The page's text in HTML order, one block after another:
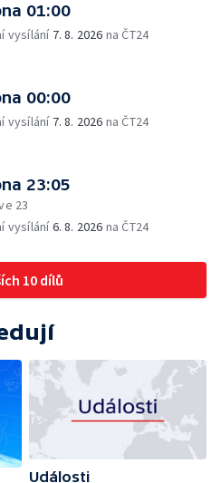
01:00
vysílání 7. 8. 2026 na ČT24
00:00
vysílání 7. 8. 2026 na ČT24
23:05
23
vysílání6. 8. 2026 na ČT24
10 dílů
Události